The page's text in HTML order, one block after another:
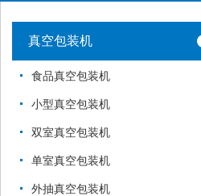
真空包装机
食品真空包装机
小型真空包装机
双室真空包装机
单室真空包装机
外抽真空包装机